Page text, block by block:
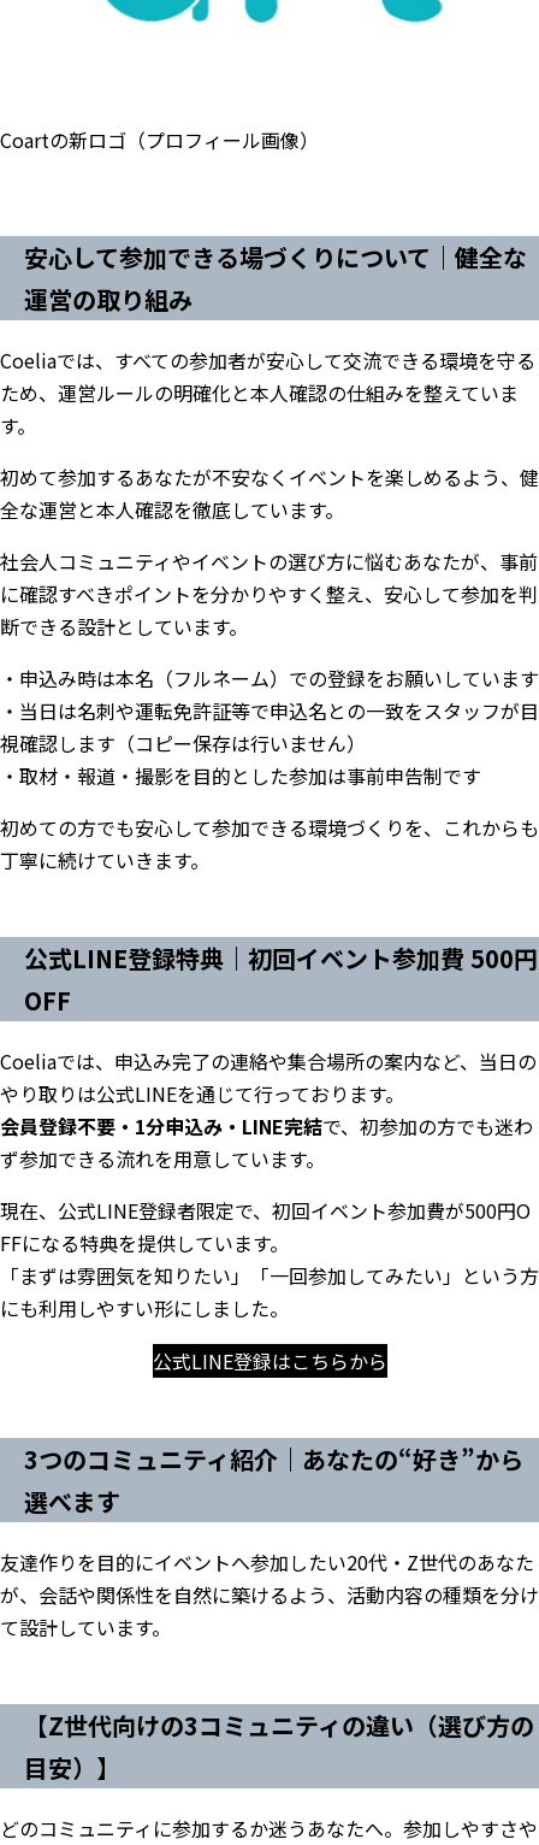
Coartの新ロゴ（プロフィール画像）
安心して参加できる場づくりについて｜健全な
運営の取り組み
Coeliaでは、すべての参加者が安心して交流できる環境を守る
ため、運営ルールの明確化と本人確認の仕組みを整えていま
す。
初めて参加するあなたが不安なくイベントを楽しめるよう、健
全な運営と本人確認を徹底しています。
社会人コミュニティやイベントの選び方に悩むあなたが、事前
に確認すべきポイントを分かりやすく整え、安心して参加を判
断できる設計としています。
・申込み時は本名（フルネーム）での登録をお願いしています
・当日は名刺や運転免許証等で申込名との一致をスタッフが目
視確認します（コピー保存は行いません）
・取材・報道・撮影を目的とした参加は事前申告制です
初めての方でも安心して参加できる環境づくりを、これからも
丁寧に続けていきます。
公式LINE登録特典｜初回イベント参加費 500円
OFF
Coeliaでは、申込み完了の連絡や集合場所の案内など、当日の
やり取りは公式LINEを通じて行っております。
会員登録不要・1分申込み・LINE完結で、初参加の方でも迷わ
ず参加できる流れを用意しています。
現在、公式LINE登録者限定で、初回イベント参加費が500円O
FFになる特典を提供しています。
「まずは雰囲気を知りたい」「一回参加してみたい」という方
にも利用しやすい形にしました。
公式LINE登録はこちらから
3つのコミュニティ紹介｜あなたの“好き”から
選べます
友達作りを目的にイベントへ参加したい20代・Z世代のあなた
が、会話や関係性を自然に築けるよう、活動内容の種類を分け
て設計しています。
【Z世代向けの3コミュニティの違い（選び方の
目安）】
どのコミュニティに参加するか迷うあなたへ。参加しやすさや